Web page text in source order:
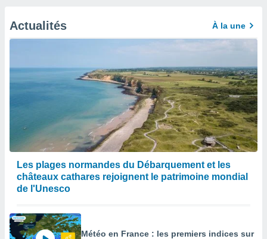
Actualités À la une
Les plages normandes du Débarquement et les
châteaux cathares rejoignent le patrimoine mondial
de l'Unesco
Météo en France : les premiers indices sur